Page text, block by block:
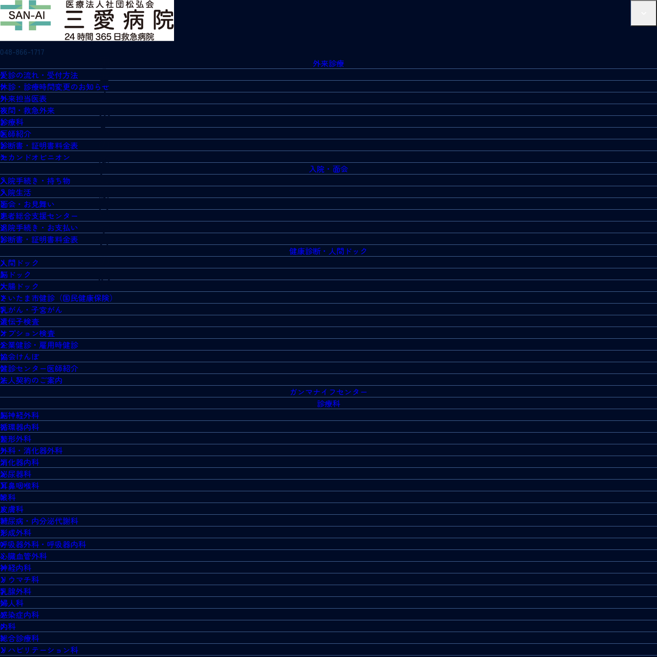
048-866-1717
外来診療
受診の流れ・受付方法
休診・診療時間変更のお知らせ
外来担当医表
夜間・救急外来
診療科
医師紹介
診断書・証明書料金表
セカンドオピニオン
入院・面会
入院手続き・持ち物
入院生活
面会・お見舞い
患者総合支援センター
退院手続き・お支払い
診断書・証明書料金表
健康診断・人間ドック
人間ドック
脳ドック
大腸ドック
さいたま市健診（国民健康保険）
乳がん・子宮がん
遺伝子検査
オプション検査
企業健診・雇用時健診
協会けんぽ
健診センター医師紹介
法人契約のご案内
ガンマナイフセンター
診療科
脳神経外科
循環器内科
整形外科
外科・消化器外科
消化器内科
泌尿器科
耳鼻咽喉科
眼科
皮膚科
糖尿病・内分泌代謝科
形成外科
呼吸器外科・呼吸器内科
心臓血管外科
神経内科
リウマチ科
乳腺外科
婦人科
感染症内科
内科
総合診療科
リハビリテーション科